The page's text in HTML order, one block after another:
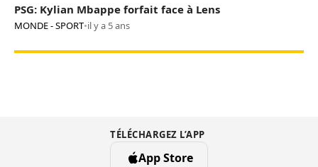
PSG: Kylian Mbappe forfait face à Lens
MONDE - SPORT•il y a 5 ans
TÉLÉCHARGEZ L’APP
App Store